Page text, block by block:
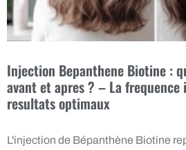
Injection Bepanthene Biotine :
avant et apres ? – La frequence
resultats optimaux
L'injection de Bépanthène Biotine